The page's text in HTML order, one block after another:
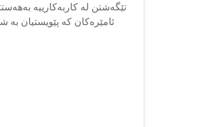
تێگەشتن لە کاربەکارییە
ئامێرەکان کە پێویستیان